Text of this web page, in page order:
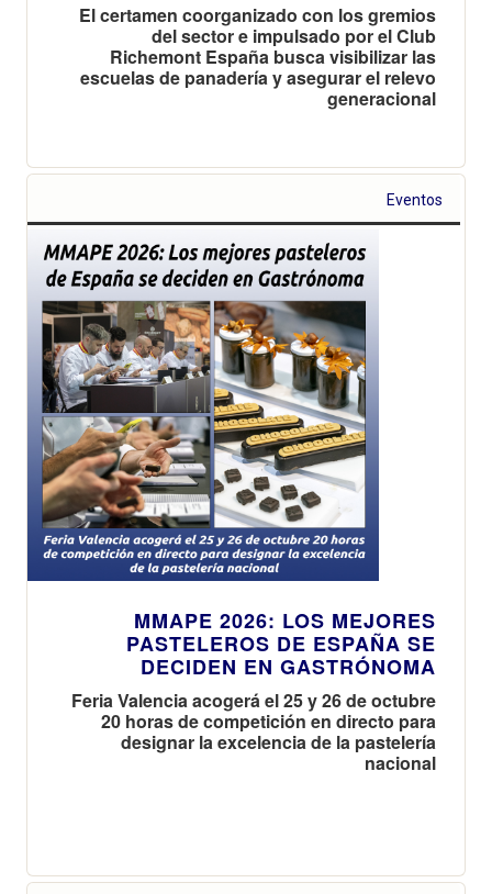
El certamen coorganizado con los gremios
del sector e impulsado por el Club
Richemont España busca visibilizar las
escuelas de panadería y asegurar el relevo
generacional
Eventos
MMAPE 2026: LOS MEJORES
PASTELEROS DE ESPAÑA SE
DECIDEN EN GASTRÓNOMA
Feria Valencia acogerá el 25 y 26 de octubre
20 horas de competición en directo para
designar la excelencia de la pastelería
nacional